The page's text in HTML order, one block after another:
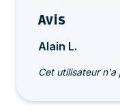
Avis
Alain L.
Cet utilisateur n'a